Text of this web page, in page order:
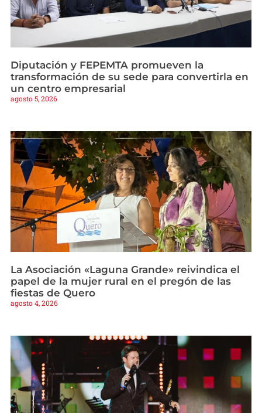
Diputación y FEPEMTA promueven la
transformación de su sede para convertirla en
un centro empresarial
agosto 5, 2026
La Asociación «Laguna Grande» reivindica el
papel de la mujer rural en el pregón de las
fiestas de Quero
agosto 4, 2026